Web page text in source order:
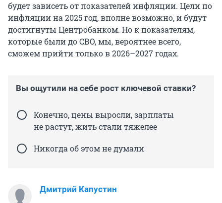
будет зависеть от показателей инфляции. Цели по
инфляции на 2025 год, вполне возможно, и будут
достигнуты Центробанком. Но к показателям,
которые были до СВО, мы, вероятнее всего,
сможем прийти только в 2026–2027 годах.
Вы ощутили на себе рост ключевой ставки?
Конечно, цены выросли, зарплаты
не растут, жить стали тяжелее
Никогда об этом не думали
Дмитрий Капустин